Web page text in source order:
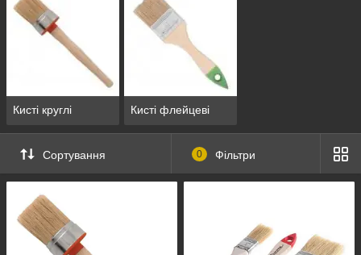
Кисті круглі Кисті флейцеві
Сортування 0 Фільтри